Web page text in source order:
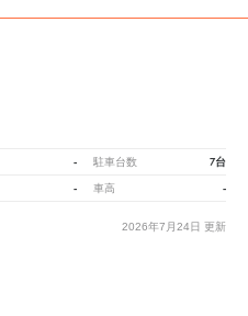
- 駐車台数 7台
- 車高 -
2026年7月24日 更新